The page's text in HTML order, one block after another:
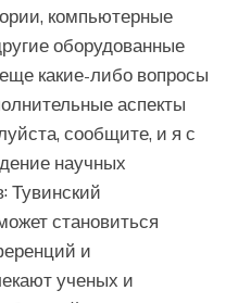
компьютерные
оборудованные
какие-либо вопросы
аспекты
сообщите, и я с
научных
Тувинский
становиться
и
ученых и